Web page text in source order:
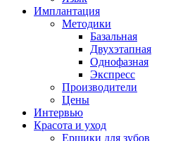
Имплантация
Методики
Базальная
Двухэтапная
Однофазная
Экспресс
Производители
Цены
Интервью
Красота и уход
Ершики для зубов